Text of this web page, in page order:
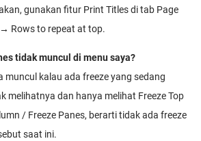
gunakan fitur Print Titles di tab Page
Rows to repeat at top.
tidak muncul di menu saya?
muncul kalau ada freeze yang sedang
melihatnya dan hanya melihat Freeze Top
/ Freeze Panes, berarti tidak ada freeze
saat ini.